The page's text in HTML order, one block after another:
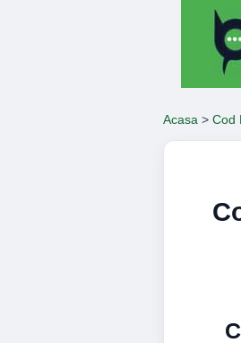
Acasa > Cod